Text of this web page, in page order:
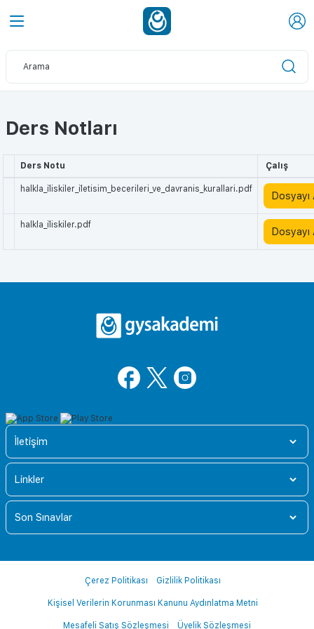
Ders Notları
Ders Notu Çalış
halkla_i̇liskiler_i̇letisim_becerileri_ve_davranis_kurallari.pdf
Dosyayı
halkla_i̇liskiler.pdf
Dosyayı
İletişim
Linkler
Son Sınavlar
Çerez Politikası Gizlilik Politikası
Kişisel Verilerin Korunması Kanunu Aydınlatma Metni
Mesafeli Satış Sözleşmesi Üyelik Sözleşmesi